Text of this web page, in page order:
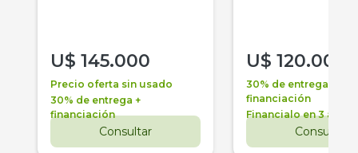
U$ 145.000
Precio oferta sin usado
30% de entrega +
financiación
Consultar
U$ 120.000
30% de entrega +
financiación
Financialo en 3 años
Consultar